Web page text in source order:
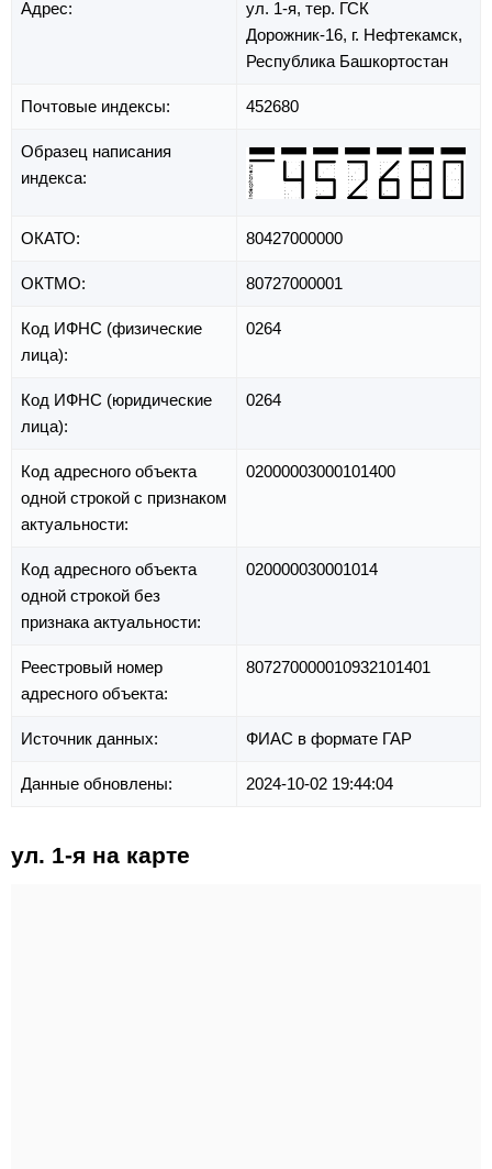
Адрес: ул. 1-я, тер. ГСК
Дорожник-16, г. Нефтекамск,
Республика Башкортостан
Почтовые индексы: 452680
Образец написания
индекса:
ОКАТО: 80427000000
ОКТМО: 80727000001
Код ИФНС (физические
лица):
0264
Код ИФНС (юридические
лица):
0264
Код адресного объекта
одной строкой с признаком
актуальности:
02000003000101400
Код адресного объекта
одной строкой без
признака актуальности:
020000030001014
Реестровый номер
адресного объекта:
807270000010932101401
Источник данных: ФИАС в формате ГАР
Данные обновлены: 2024-10-02 19:44:04
ул. 1-я на карте